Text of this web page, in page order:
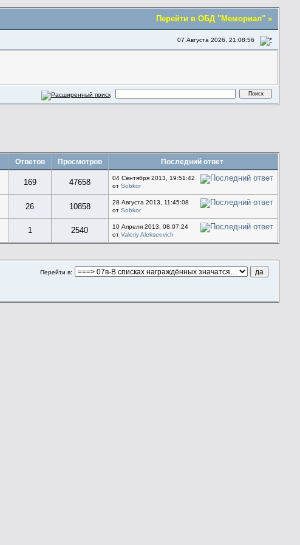
Перейти в ОБД "Мемориал" »
07 Августа 2026, 21:08:56
Ответов Просмотров Последний ответ
169 47658
04 Сентября 2013, 19:51:42
отSobkor
26 10858
28 Августа 2013, 11:45:08
отSobkor
1 2540
10 Апреля 2013, 08:07:24
отValeriy Alekseevich
Перейти в: